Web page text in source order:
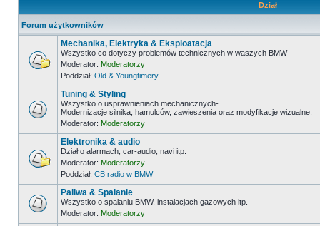
Dział
Forum użytkowników
Mechanika, Elektryka & Eksploatacja
Wszystko co dotyczy problemów technicznych w waszych BMW
Moderator: Moderatorzy
Poddział: Old & Youngtimery
Tuning & Styling
Wszystko o usprawnieniach mechanicznych-
Modernizacje silnika, hamulców, zawieszenia oraz modyfikacje wizualne.
Moderator: Moderatorzy
Elektronika & audio
Dział o alarmach, car-audio, navi itp.
Moderator: Moderatorzy
Poddział: CB radio w BMW
Paliwa & Spalanie
Wszystko o spalaniu BMW, instalacjach gazowych itp.
Moderator: Moderatorzy